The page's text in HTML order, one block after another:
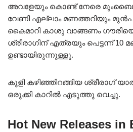
അവളേയും കൊണ്ട് നേരെ മുംബൈ
വേണി എല്ലാം മണത്തറിയും മുൻപ്
കൈമാറി കാശു വാങ്ങണം
ശ്രീരാഗിന് എത്രയും പെട്ടന്ന് 10
ഉണ്ടായിരുന്നുള്ളു.
കുളി കഴിഞ്ഞിറങ്ങിയ ശ്രീരാഗ്
ഒരുക്കി കാറിൽ എടുത്തു വെച്ചു.
Hot New Releases in